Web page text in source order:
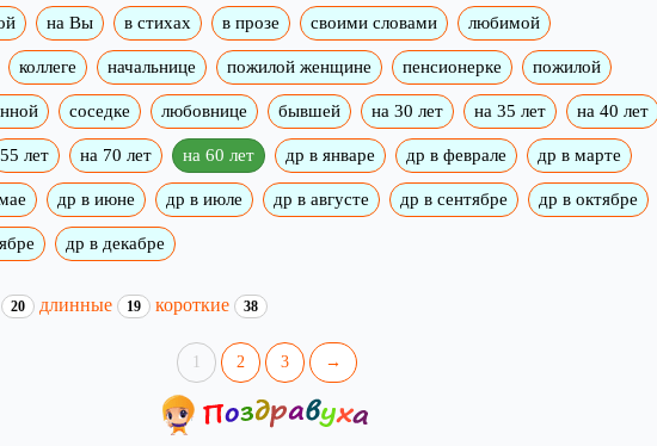
на Вы в стихах в прозе своими словами любимой
коллеге начальнице пожилой женщине пенсионерке пожилой
соседке любовнице бывшей на 30 лет на 35 лет на 40 лет
55 лет на 70 лет на 60 лет др в январе др в феврале др в марте
др в июне др в июле др в августе др в сентябре др в октябре
др в декабре
20 длинные 19 короткие 38
1 2 3 →